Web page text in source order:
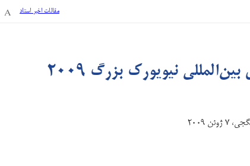
مقالات اخیر استاد
نیویورک بزرگ ۲۰۰۹
۲۰۰۹